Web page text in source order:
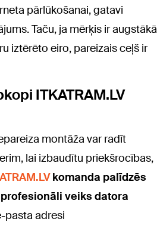
pārlūkošanai, gatavi
Taču, ja mērķis ir augstākā
iztērēto eiro, pareizais ceļš ir
ITKATRAM.LV
montāža var radīt
lai izbaudītu priekšrocības,
komanda palīdzēs
veiks datora
pasta adresi